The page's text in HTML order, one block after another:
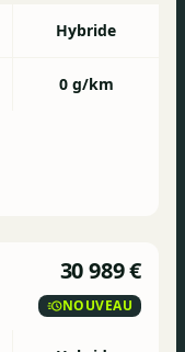
Hybride
0 g/km
30 989 €
NOUVEAU